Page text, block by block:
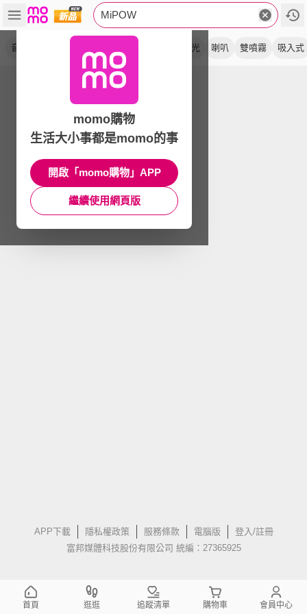
MiPOW
音箱 uv紫光 喇叭 雙噴霧 吸入式
APP下載 隱私權政策 服務條款 電腦版
登入/註冊
富邦媒體科技股份有限公司 統編：27365925
momo購物
生活大小事都是momo的事
開啟「momo購物」APP
繼續使用網頁版
首頁 逛逛 追蹤清單 購物車 會員中心